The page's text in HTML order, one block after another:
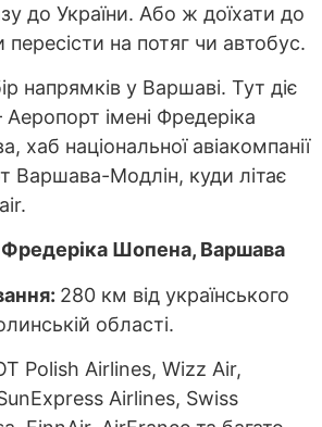
до України. Або ж доїхати до
на потяг чи автобус.
напрямків у Варшаві. Тут діє
імені Фредеріка
хаб національної авіакомпанії
Варшава-Модлін, куди літає
Фредеріка Шопена, Варшава
280 км від українського
області.
Polish Airlines, Wizz Air,
Airlines, Swiss